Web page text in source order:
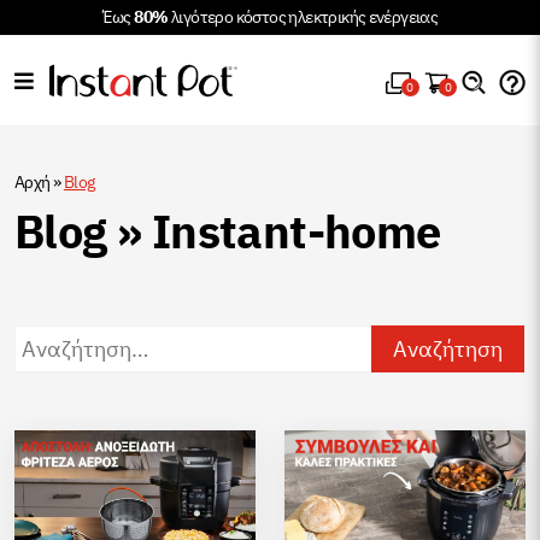
Έως80%λιγότερο κόστος ηλεκτρικής ενέργειας
0 0
Αρχή»Blog
Blog » Instant-home
Αναζήτηση…